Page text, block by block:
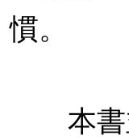
慣。
本書並